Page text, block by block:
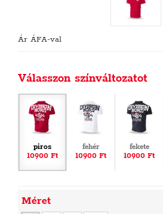
Ár ÁFA-val
Válasszon színváltozatot
piros
10900 Ft
fehér
10900 Ft
fekete
10900 Ft
Méret